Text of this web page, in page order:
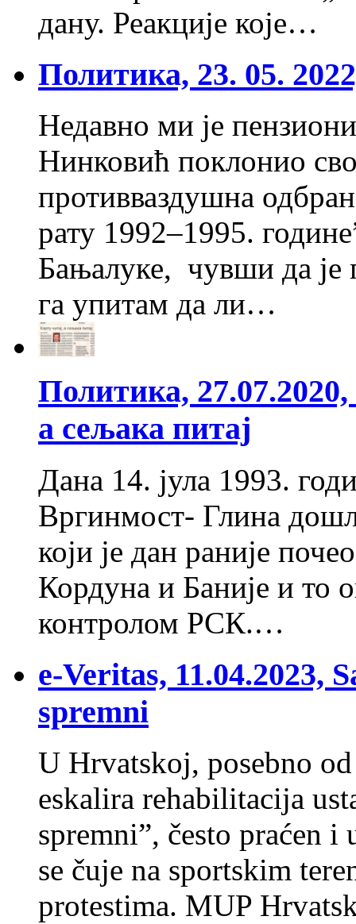
дану. Реакције које…
Политика, 23. 05.
Недавно ми је
Нинковић поклонио
противваздушна
рату 1992–1995.
Бањалуке, чувши да је
га упитам да ли…
Политика,
а сељака питај
Дана 14. јула 1993.
Вргинмост- Глина
који је дан раније
Кордуна и Баније и то
контролом РСК.…
e-Veritas, 11.04.2023,
spremni
U Hrvatskoj, posebno
eskalira rehabilitacija
spremni”, često praćen
se čuje na sportskim
protestima. MUP